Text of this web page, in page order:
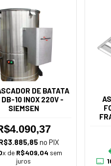
DE BATATA
DB-10 INOX 220V -
SIEMSEN
no PIX
x de R$409,04 sem
juros